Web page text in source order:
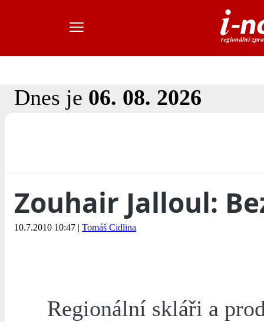
Dnes je 06. 08. 2026
Zouhair Jalloul:
10.7.2010 10:47 | Tomáš Cidlina
Regionální skláři a